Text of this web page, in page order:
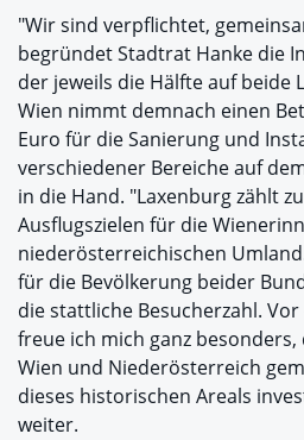
"Wir sind verpflichtet,
begründet Stadtrat Hanke die
der jeweils die Hälfte auf beide
Wien nimmt demnach einen
Euro für die Sanierung und
verschiedener Bereiche auf
in die Hand. "Laxenburg zählt
Ausflugszielen für die
niederösterreichischen
für die Bevölkerung beider
die stattliche Besucherzahl.
freue ich mich ganz besonders,
Wien und Niederösterreich
dieses historischen Areals
weiter.